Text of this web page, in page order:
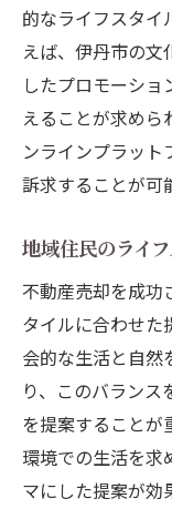
的なライフスタイ
えば、伊丹市の
したプロモーシ
えることが求めら
ンラインプラット
訴求することが可
地域住民のライ
不動産売却を成功
タイルに合わせた
会的な生活と自然
り、このバラン
を提案することが
環境での生活を求
マにした提案が効